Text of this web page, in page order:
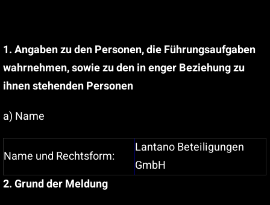
nach:
1. Angaben zu den Personen, die Führungsaufgaben
wahrnehmen, sowie zu den in enger Beziehung zu
ihnen stehenden Personen
a) Name
Name und Rechtsform:
Lantano Beteiligungen
GmbH
2. Grund der Meldung